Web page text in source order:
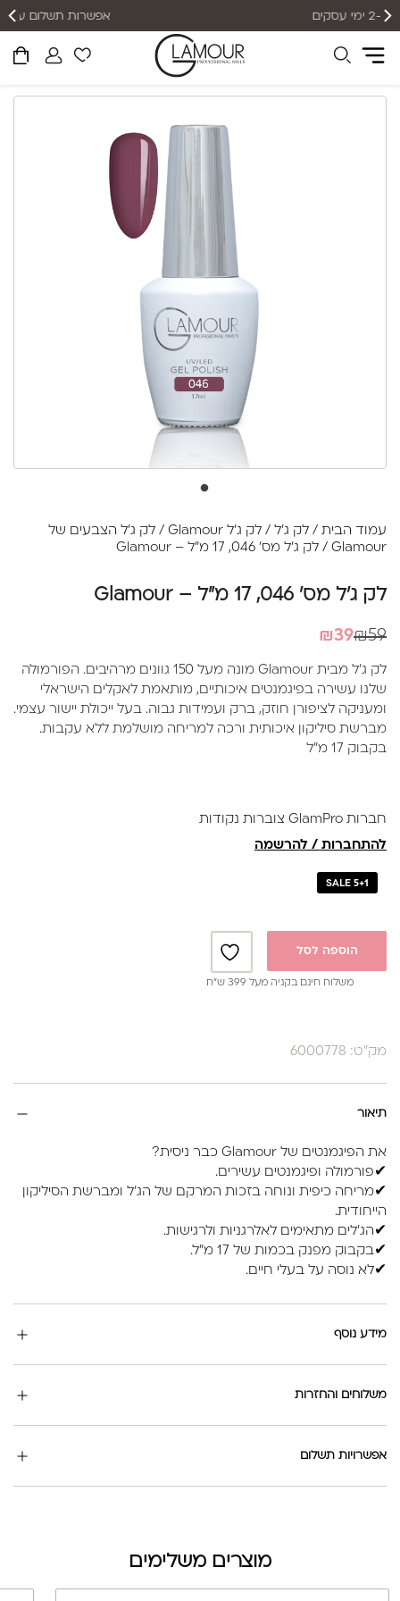
עמוד הבית / לק ג'ל / לק ג'ל Glamour / לק ג'ל הצבעים של
Glamour / לק ג'ל מס' 046, 17 מ"ל – Glamour
לק ג'ל מס' 046, 17 מ"ל – Glamour
₪59
המחיר
היה:
₪59.
₪39
המחיר
הוא:
₪39.
לק ג'ל מבית Glamour מונה מעל 150 גוונים מרהיבים. הפורמולה
שלנו עשירה בפיגמנטים איכותיים, מותאמת לאקלים הישראלי
ומעניקה לציפורן חוזק, ברק ועמידות גבוה. בעל ייכולת יישור עצמי.
מברשת סיליקון איכותית ורכה למריחה מושלמת ללא עקבות.
בקבוק 17 מ"ל
חברות GlamPro צוברות נקודות
להתחברות / להרשמה
SALE 5+1
הוספה לסל
משלוח חינם בקניה מעל 399 ש”ח
מק"ט: 6000778
תיאור
את הפיגמנטים של Glamour כבר ניסית?
✔פורמולה ופיגמנטים עשירים.
✔מריחה כיפית ונוחה בזכות המרקם של הג'ל ומברשת הסיליקון
הייחודית.
✔הג'לים מתאימים לאלרגניות ולרגישות.
✔בקבוק מפנק בכמות של 17 מ"ל.
✔לא נוסה על בעלי חיים.
מידע נוסף
משלוחים והחזרות
אפשרויות תשלום
מוצרים משלימים